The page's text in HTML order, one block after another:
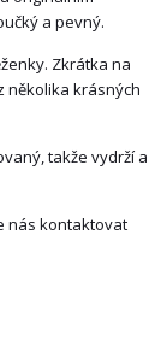
a pevný.
Zkrátka na
několika krásných
takže vydrží a
nás kontaktovat